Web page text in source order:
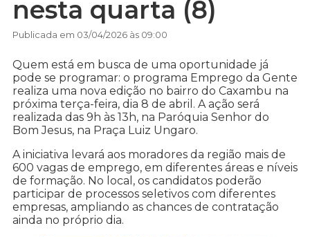
nesta quarta (8)
Publicada em 03/04/2026 às 09:00
Quem está em busca de uma oportunidade já
pode se programar: o programa Emprego da Gente
realiza uma nova edição no bairro do Caxambu na
próxima terça-feira, dia 8 de abril. A ação será
realizada das 9h às 13h, na Paróquia Senhor do
Bom Jesus, na Praça Luiz Ungaro.
A iniciativa levará aos moradores da região mais de
600 vagas de emprego, em diferentes áreas e níveis
de formação. No local, os candidatos poderão
participar de processos seletivos com diferentes
empresas, ampliando as chances de contratação
ainda no próprio dia.